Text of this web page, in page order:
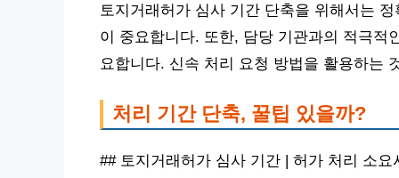
토지거래허가 심사 기간 단축을 위해서는
이 중요합니다. 또한, 담당 기관과의 적극적
요합니다. 신속 처리 요청 방법을 활용하는
처리 기간 단축, 꿀팁 있을까?
## 토지거래허가 심사 기간 | 허가 처리 소